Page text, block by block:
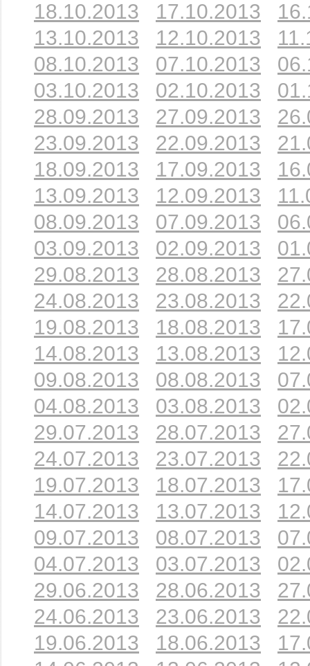
18.10.2013
17.10.2013
13.10.2013
12.10.2013
08.10.2013
07.10.2013
03.10.2013
02.10.2013
28.09.2013
27.09.2013
23.09.2013
22.09.2013
18.09.2013
17.09.2013
13.09.2013
12.09.2013
08.09.2013
07.09.2013
03.09.2013
02.09.2013
29.08.2013
28.08.2013
24.08.2013
23.08.2013
19.08.2013
18.08.2013
14.08.2013
13.08.2013
09.08.2013
08.08.2013
04.08.2013
03.08.2013
29.07.2013
28.07.2013
24.07.2013
23.07.2013
19.07.2013
18.07.2013
14.07.2013
13.07.2013
09.07.2013
08.07.2013
04.07.2013
03.07.2013
29.06.2013
28.06.2013
24.06.2013
23.06.2013
19.06.2013
18.06.2013